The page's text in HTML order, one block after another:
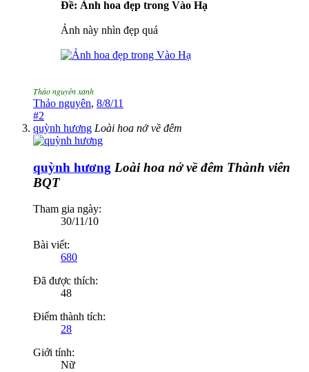
Ðề: Ảnh hoa đẹp trong Vào Hạ
Ảnh này nhìn đẹp quá
Thảo nguyên xanh
Thảo nguyên, 8/8/11
#2
quỳnh hương Loài hoa nở về đêm
quỳnh hương Loài hoa nở về đêm Thành viên
BQT
Tham gia ngày:
30/11/10
Bài viết:
680
Đã được thích:
48
Điểm thành tích:
28
Giới tính:
Nữ